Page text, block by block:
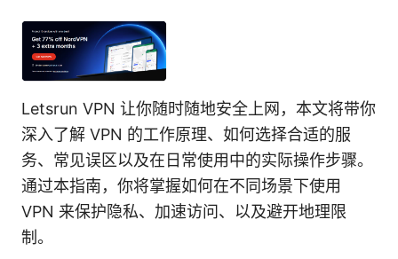
Letsrun VPN 让你随时随地安全上网，本文将带你
深入了解 VPN 的工作原理、如何选择合适的服
务、常见误区以及在日常使用中的实际操作步骤。
通过本指南，你将掌握如何在不同场景下使用
VPN 来保护隐私、加速访问、以及避开地理限
制。